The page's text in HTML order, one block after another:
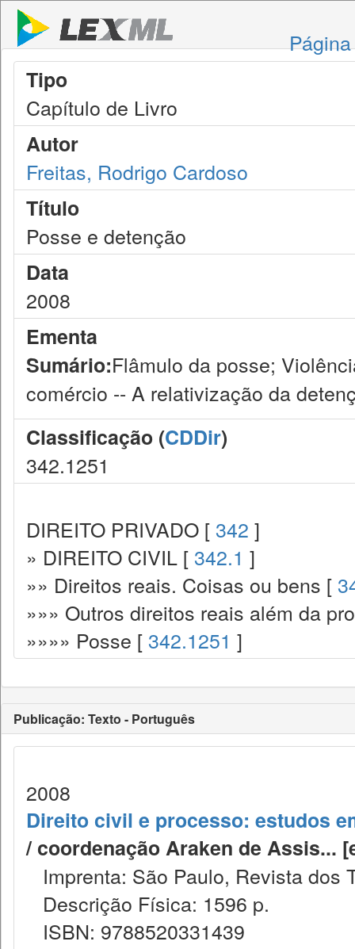
Tipo
Capítulo de Livro
Autor
Freitas, Rodrigo Cardoso
Título
Posse e detenção
Data
2008
Ementa
Sumário:Flâmulo da posse;
comércio -- A relativização da
Classificação (CDDir)
342.1251
DIREITO PRIVADO [ 342 ]
» DIREITO CIVIL [ 342.1 ]
»» Direitos reais. Coisas ou bens [
»»» Outros direitos reais além da
»»»» Posse [ 342.1251 ]
Publicação: Texto - Português
2008
Direito civil e processo: estudos
/ coordenação Araken de Assis...
Imprenta: São Paulo, Revista dos
Descrição Física: 1596 p.
ISBN: 9788520331439